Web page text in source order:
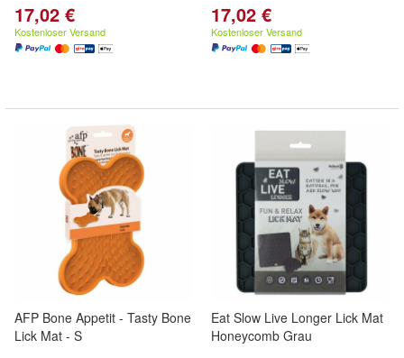
17,02 €
Kostenloser Versand
17,02 €
Kostenloser Versand
AFP Bone Appetit - Tasty Bone
Lick Mat - S
Eat Slow Live Longer Lick Mat
Honeycomb Grau